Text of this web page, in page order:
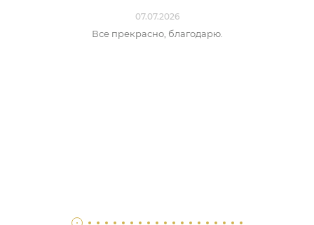
07.07.2026
Все прекрасно, благодарю.